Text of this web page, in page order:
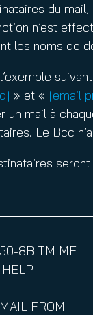
du
n’est
les noms de
» et « [email
un mail à
Le Bcc
8BITMIME
FROM